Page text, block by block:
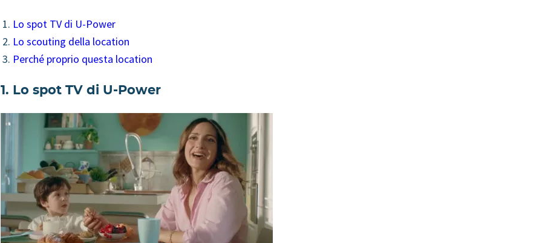
Lo spot TV di U-Power
Lo scouting della location
Perché proprio questa location
1. Lo spot TV di U-Power